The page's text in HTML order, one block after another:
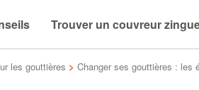
Trouver un couvreur
les gouttières > Changer ses gouttières : les